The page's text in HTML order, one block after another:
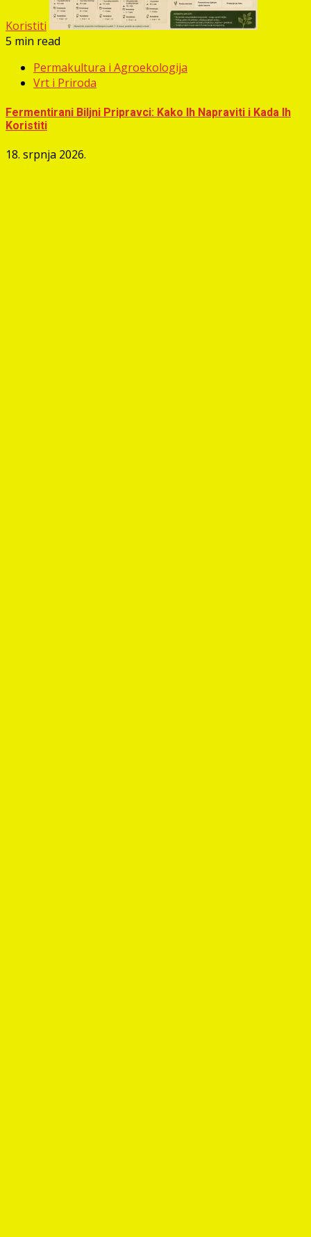
Koristiti
5 min read
Permakultura i Agroekologija
Vrt i Priroda
Fermentirani Biljni Pripravci: Kako Ih Napraviti i Kada Ih
Koristiti
18. srpnja 2026.